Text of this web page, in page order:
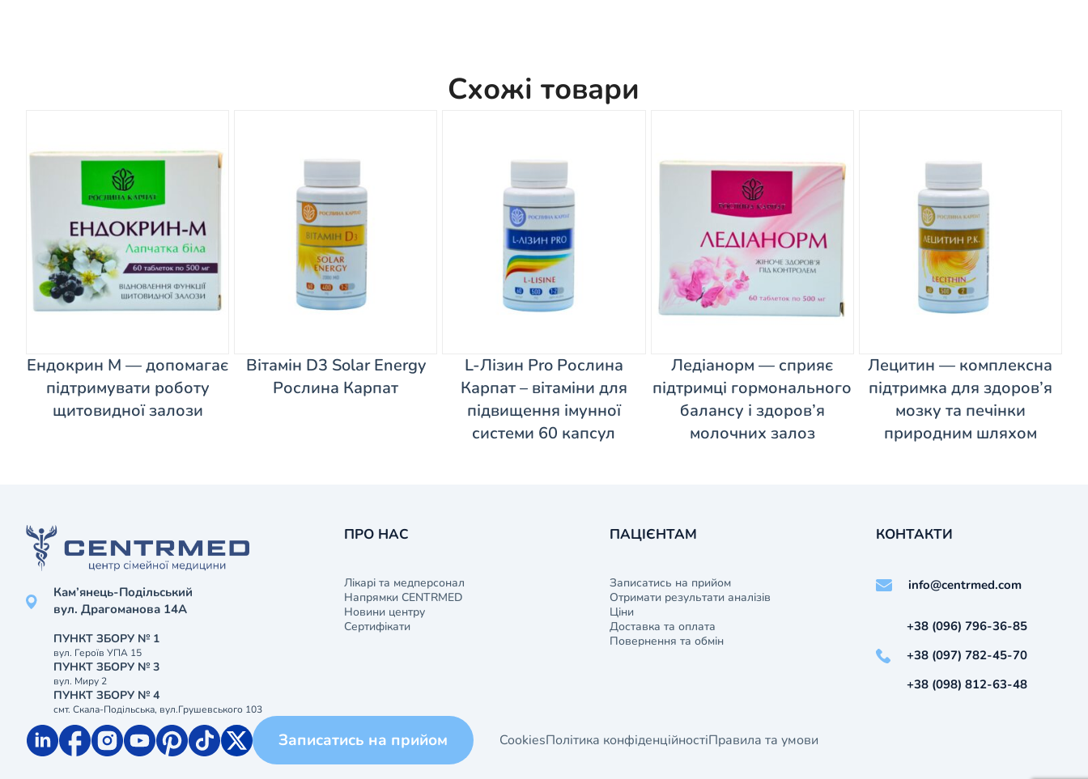
Схожі товари
Ендокрин М — допомагає
підтримувати роботу
щитовидної залози
Вітамін D3 Solar Energy
Рослина Карпат
L-Лізин Pro Рослина
Карпат – вітаміни для
підвищення імунної
системи 60 капсул
Ледіанорм — сприяє
підтримці гормонального
балансу і здоров’я
молочних залоз
Лецитин — комплексна
підтримка для здоров’я
мозку та печінки
природним шляхом
Кам’янець-Подільський
вул. Драгоманова 14А
ПУНКТ ЗБОРУ № 1
вул. Героїв УПА 15
ПУНКТ ЗБОРУ № 3
вул. Миру 2
ПУНКТ ЗБОРУ № 4
смт. Скала-Подільська, вул.Грушевського 103
ПРО НАС
Лікарі та медперсонал
Напрямки CENTRMED
Новини центру
Сертифікати
ПАЦІЄНТАМ
Записатись на прийом
Отримати результати аналізів
Ціни
Доставка та оплата
Повернення та обмін
КОНТАКТИ
info@centrmed.com
+38 (096) 796-36-85
+38 (097) 782-45-70
+38 (098) 812-63-48
Записатись на прийом CookiesПолітика конфіденційностіПравила та умови